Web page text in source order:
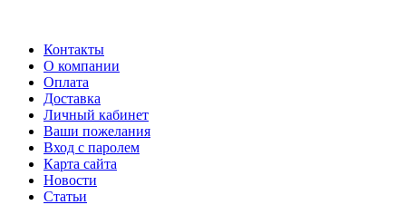
Контакты
О компании
Оплата
Доставка
Личный кабинет
Ваши пожелания
Вход с паролем
Карта сайта
Новости
Статьи